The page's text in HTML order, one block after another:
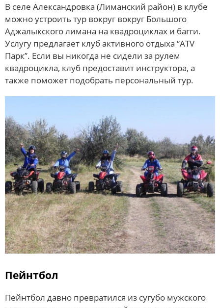
В селе Александровка (Лиманский район) в клубе
можно устроить тур вокруг вокруг Большого
Аджалыкского лимана на квадроциклах и багги.
Услугу предлагает клуб активного отдыха “ATV
Парк”. Если вы никогда не сидели за рулем
квадроцикла, клуб предоставит инструктора, а
также поможет подобрать персональный тур.
Пейнтбол
Пейнтбол давно превратился из сугубо мужского